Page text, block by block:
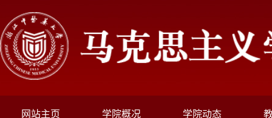
网站主页 学院概况 学院动态